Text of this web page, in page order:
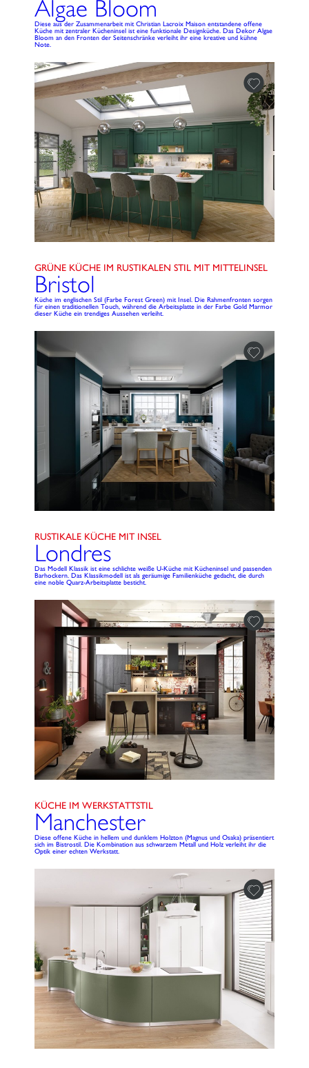
Algae Bloom
Diese aus der Zusammenarbeit mit Christian Lacroix Maison entstandene offene
Küche mit zentraler Kücheninsel ist eine funktionale Designküche. Das Dekor Algae
Bloom an den Fronten der Seitenschränke verleiht ihr eine kreative und kühne
Note.
GRÜNE KÜCHE IM RUSTIKALEN STIL MIT MITTELINSEL
Bristol
Küche im englischen Stil (Farbe Forest Green) mit Insel. Die Rahmenfronten sorgen
für einen traditionellen Touch, während die Arbeitsplatte in der Farbe Gold Marmor
dieser Küche ein trendiges Aussehen verleiht.
RUSTIKALE KÜCHE MIT INSEL
Londres
Das Modell Klassik ist eine schlichte weiße U-Küche mit Kücheninsel und passenden
Barhockern. Das Klassikmodell ist als geräumige Familienküche gedacht, die durch
eine noble Quarz-Arbeitsplatte besticht.
KÜCHE IM WERKSTATTSTIL
Manchester
Diese offene Küche in hellem und dunklem Holzton (Magnus und Osaka) präsentiert
sich im Bistrostil. Die Kombination aus schwarzem Metall und Holz verleiht ihr die
Optik einer echten Werkstatt.